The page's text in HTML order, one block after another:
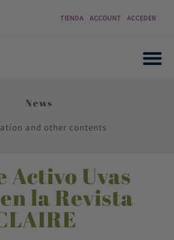
TIENDA ACCOUNT ACCEDER
News
and other contents
Activo Uvas
la Revista